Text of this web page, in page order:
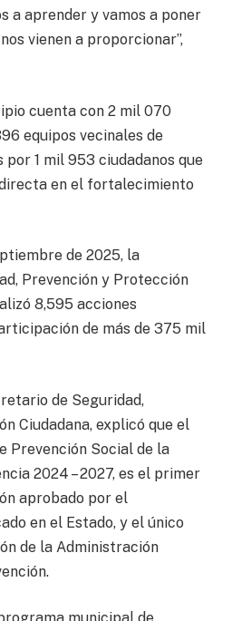
a aprender y vamos a poner
vienen a proporcionar”,
cuenta con 2 mil 070
equipos vecinales de
1 mil 953 ciudadanos que
en el fortalecimiento
de 2025, la
Prevención y Protección
8,595 acciones
de más de 375 mil
de Seguridad,
Ciudadana, explicó que el
Prevención Social de la
2024 – 2027, es el primer
aprobado por el
en el Estado, y el único
de la Administración